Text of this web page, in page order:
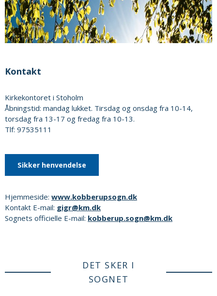
Kontakt
Kirkekontoret i Stoholm
Åbningstid: mandag lukket. Tirsdag og onsdag fra 10-14,
torsdag fra 13-17 og fredag fra 10-13.
Tlf: 97535111
Sikker henvendelse
Hjemmeside: www.kobberupsogn.dk
Kontakt E-mail: gigr@km.dk
Sognets officielle E-mail: kobberup.sogn@km.dk
DET SKER I
SOGNET